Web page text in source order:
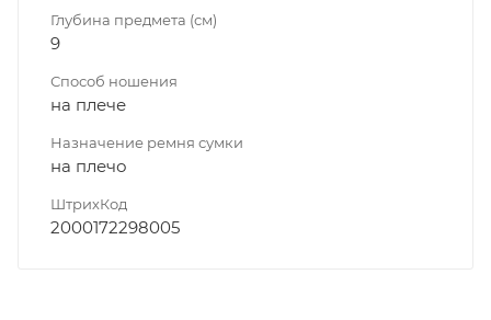
Глубина предмета (см)
9
Способ ношения
на плече
Назначение ремня сумки
на плечо
ШтрихКод
2000172298005